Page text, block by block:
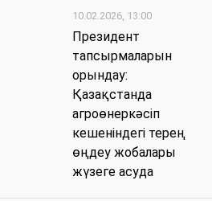
10.02.2026, 13:00
Президент
тапсырмаларын
орындау:
Қазақстанда
агроөнеркәсіп
кешеніндегі терең
өңдеу жобалары
жүзеге асуда